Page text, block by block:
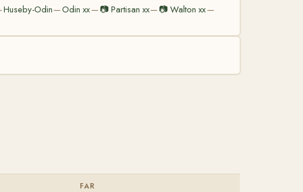
Huseby-Odin—Odin xx— 📷 Partisan xx— 📷 Walton xx—
FAR